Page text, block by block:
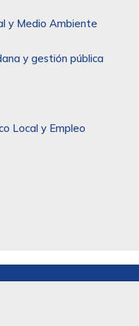
y Medio Ambiente
y gestión pública
Local y Empleo